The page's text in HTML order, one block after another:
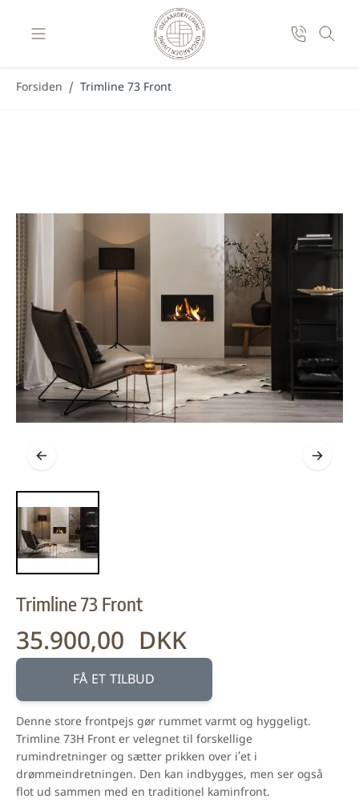
Forsiden / Trimline 73 Front
Trimline 73 Front
35.900,00 DKK
FÅ ET TILBUD
Denne store frontpejs gør rummet varmt og hyggeligt.
Trimline 73H Front er velegnet til forskellige
rumindretninger og sætter prikken over i’et i
drømmeindretningen. Den kan indbygges, men ser også
flot ud sammen med en traditionel kaminfront.